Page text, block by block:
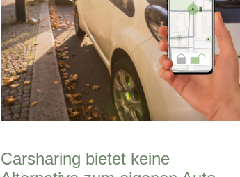
Carsharing bietet keine